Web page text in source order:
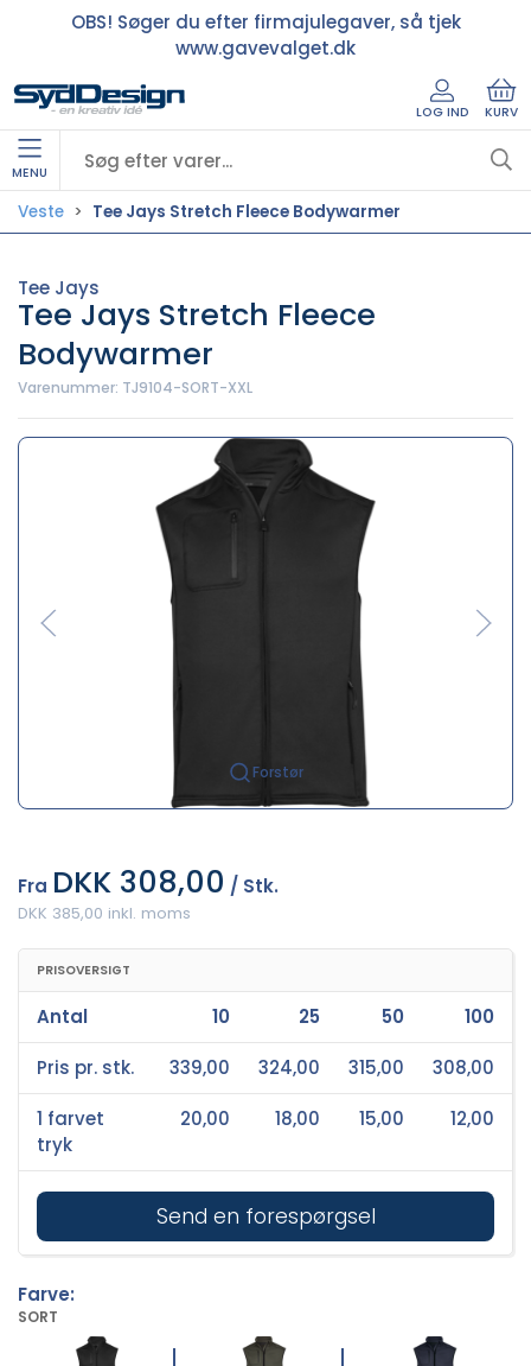
OBS! Søger du efter firmajulegaver, så tjek
www.gavevalget.dk
LOG IND KURV
MENU
Veste Tee Jays Stretch Fleece Bodywarmer
Tee Jays
Tee Jays Stretch Fleece
Bodywarmer
Varenummer: TJ9104-SORT-XXL
Forstør
Fra DKK 308,00 / Stk.
DKK 385,00 inkl. moms
PRISOVERSIGT
Send en forespørgsel
Antal 10 25 50 100
Pris pr. stk. 339,00 324,00 315,00 308,00
1 farvet
tryk
20,00 18,00 15,00 12,00
Farve:
SORT